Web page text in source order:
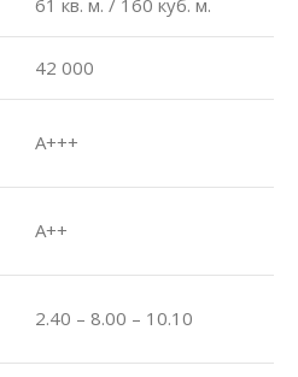
42 000
А+++
А++
2.40 – 8.00 – 10.10